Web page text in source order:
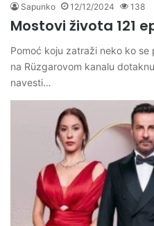
Sapunko 12/12/2024 138
Mostovi života 121
Pomoć koju zatraži neko ko se
na Rüzgarovom kanalu
navesti…